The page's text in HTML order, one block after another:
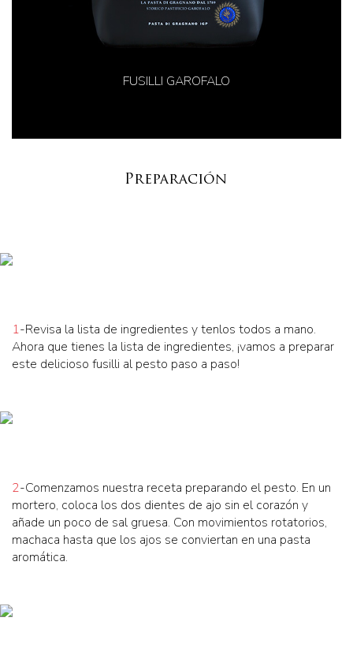
FUSILLI GAROFALO
Preparación
1-Revisa la lista de ingredientes y tenlos todos a mano.
Ahora que tienes la lista de ingredientes, ¡vamos a preparar
este delicioso fusilli al pesto paso a paso!
2-Comenzamos nuestra receta preparando el pesto. En un
mortero, coloca los dos dientes de ajo sin el corazón y
añade un poco de sal gruesa. Con movimientos rotatorios,
machaca hasta que los ajos se conviertan en una pasta
aromática.